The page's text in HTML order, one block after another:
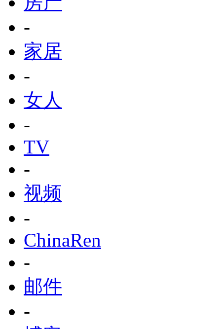
-
家居
-
女人
-
TV
-
视频
-
ChinaRen
-
邮件
-